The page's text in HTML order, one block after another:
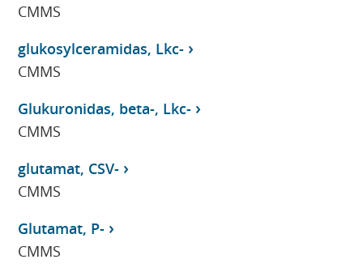
CMMS
glukosylceramidas, Lkc-
CMMS
Glukuronidas, beta-, Lkc-
CMMS
glutamat, CSV-
CMMS
Glutamat, P-
CMMS